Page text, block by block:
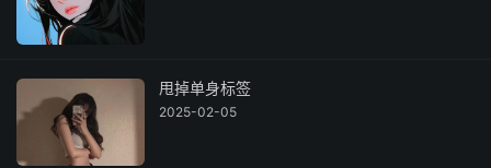
甩掉单身标签
2025-02-05